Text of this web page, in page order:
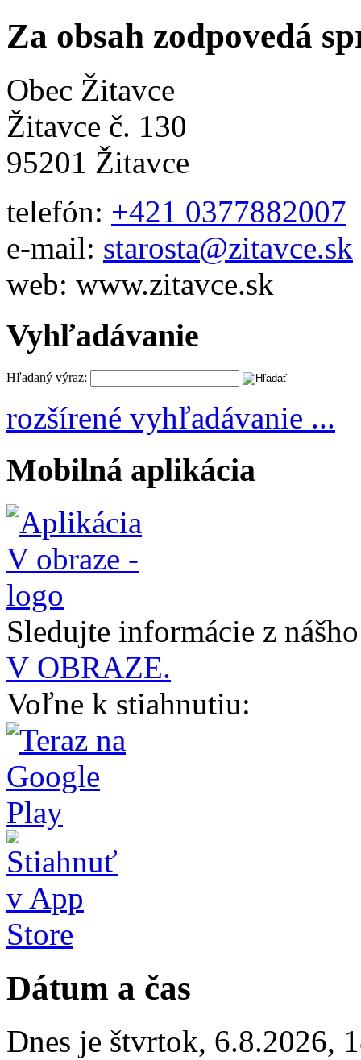
Za obsah zodpovedá
Obec Žitavce
Žitavce č. 130
95201 Žitavce
telefón: +421 0377882007
e-mail: starosta@zitavce.sk
web: www.zitavce.sk
Vyhľadávanie
Hľadaný výraz:
rozšírené vyhľadávanie ...
Mobilná aplikácia
Sledujte informácie z
V OBRAZE.
Voľne k stiahnutiu:
Dátum a čas
Dnes je štvrtok, 6.8.2026,